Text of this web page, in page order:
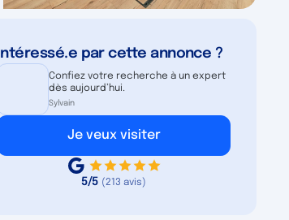
Intéressé.e par cette annonce ?
Confiez votre recherche à un expert
dès aujourd’hui.
Sylvain
Je veux visiter
5/5 (213 avis)